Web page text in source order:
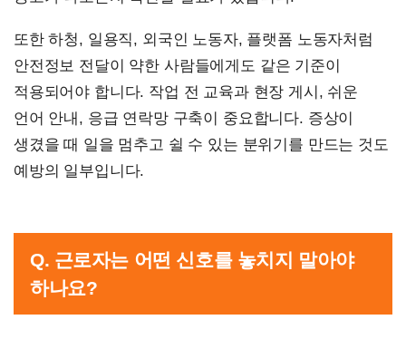
또한 하청, 일용직, 외국인 노동자, 플랫폼 노동자처럼
안전정보 전달이 약한 사람들에게도 같은 기준이
적용되어야 합니다. 작업 전 교육과 현장 게시, 쉬운
언어 안내, 응급 연락망 구축이 중요합니다. 증상이
생겼을 때 일을 멈추고 쉴 수 있는 분위기를 만드는 것도
예방의 일부입니다.
Q. 근로자는 어떤 신호를 놓치지 말아야
하나요?